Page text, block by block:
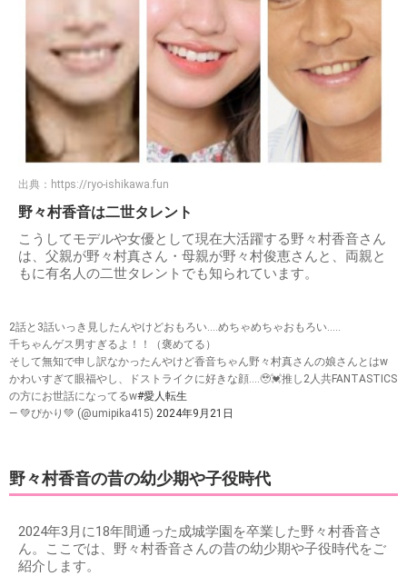
出典： https://ryo-ishikawa.fun
野々村香音は二世タレント
こうしてモデルや女優として現在大活躍する野々村香音さん
は、父親が野々村真さん・母親が野々村俊恵さんと、両親と
もに有名人の二世タレントでも知られています。
2話と3話いっき見したんやけどおもろい....めちゃめちゃおもろい.....
千ちゃんゲス男すぎるよ！！（褒めてる）
そして無知で申し訳なかったんやけど香音ちゃん野々村真さんの娘さんとはw
かわいすぎて眼福やし、ドストライクに好きな顔....🥹💓推し2人共FANTASTICS
の方にお世話になってるw#愛人転生
— 💚ぴかり💚 (@umipika415) 2024年9月21日
野々村香音の昔の幼少期や子役時代
2024年3月に18年間通った成城学園を卒業した野々村香音さ
ん。ここでは、野々村香音さんの昔の幼少期や子役時代をご
紹介します。